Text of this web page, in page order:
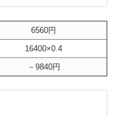
6560円
16400×0.4
－9840円